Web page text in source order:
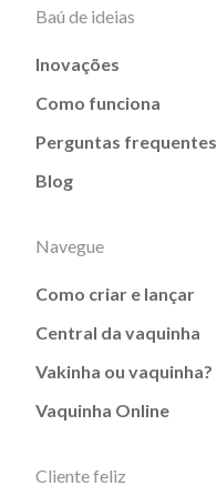
Baú de ideias
Inovações
Como funciona
Perguntas frequentes
Blog
Navegue
Como criar e lançar
Central da vaquinha
Vakinha ou vaquinha?
Vaquinha Online
Cliente feliz